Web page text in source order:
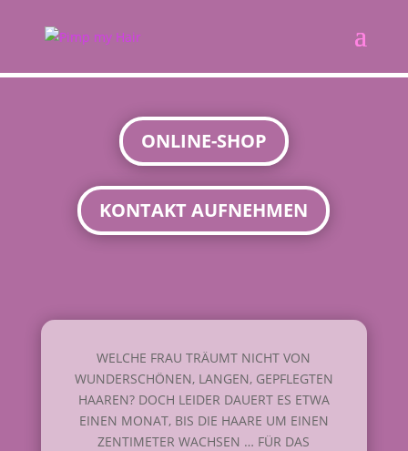
ONLINE-SHOP
KONTAKT AUFNEHMEN
WELCHE FRAU TRÄUMT NICHT VON
WUNDERSCHÖNEN, LANGEN, GEPFLEGTEN
HAAREN? DOCH LEIDER DAUERT ES ETWA
EINEN MONAT, BIS DIE HAARE UM EINEN
ZENTIMETER WACHSEN … FÜR DAS